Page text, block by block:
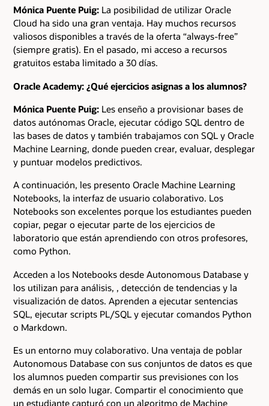
Mónica Puente Puig: La posibilidad de utilizar Oracle
Cloud ha sido una gran ventaja. Hay muchos recursos
valiosos disponibles a través de la oferta “always-free”
(siempre gratis). En el pasado, mi acceso a recursos
gratuitos estaba limitado a 30 días.
Oracle Academy: ¿Qué ejercicios asignas a los alumnos?
Mónica Puente Puig: Les enseño a provisionar bases de
datos autónomas Oracle, ejecutar código SQL dentro de
las bases de datos y también trabajamos con SQL y Oracle
Machine Learning, donde pueden crear, evaluar, desplegar
y puntuar modelos predictivos.
A continuación, les presento Oracle Machine Learning
Notebooks, la interfaz de usuario colaborativo. Los
Notebooks son excelentes porque los estudiantes pueden
copiar, pegar o ejecutar parte de los ejercicios de
laboratorio que están aprendiendo con otros profesores,
como Python.
Acceden a los Notebooks desde Autonomous Database y
los utilizan para análisis, , detección de tendencias y la
visualización de datos. Aprenden a ejecutar sentencias
SQL, ejecutar scripts PL/SQL y ejecutar comandos Python
o Markdown.
Es un entorno muy colaborativo. Una ventaja de poblar
Autonomous Database con sus conjuntos de datos es que
los alumnos pueden compartir sus previsiones con los
demás en un solo lugar. Compartir el conocimiento que
un estudiante capturó con un algoritmo de Machine